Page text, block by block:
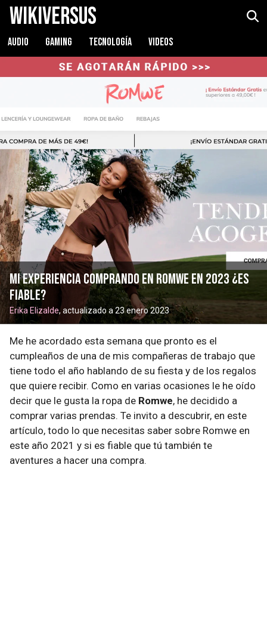
WikiVersus
AUDIO GAMING TECNOLOGÍA VIDEOS
Mi experiencia comprando en Romwe en 2023 ¿Es
fiable?
Erika Elizalde, actualizado a 23 enero 2023
Me he acordado esta semana que pronto es el
cumpleaños de una de mis compañeras de trabajo que
tiene todo el año hablando de su fiesta y de los regalos
que quiere recibir. Como en varias ocasiones le he oído
decir que le gusta la ropa de Romwe, he decidido a
comprar varias prendas. Te invito a descubrir, en este
artículo, todo lo que necesitas saber sobre Romwe en
este año 2021 y si es fiable que tú también te
aventures a hacer una compra.